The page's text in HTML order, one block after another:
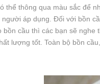
thể thông qua màu sắc để
áp dụng. Đối với bồn
bồn cầu thì các bạn sẽ nghe
lượng tốt. Toàn bộ bồn